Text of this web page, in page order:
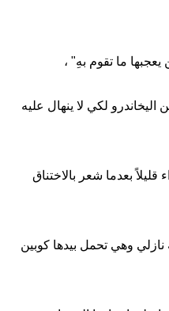
ما تقوم بهِ" ،
لكي لا ينهال عليه
بعدما شعر بالاختناق
وهي تحمل بيدها كوبين